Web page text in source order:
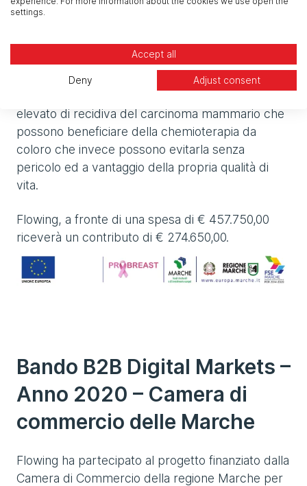
precisione e biologia molecolare di Diatech
NTP Nano Tech Projects, dal Deep e Machine
Learning di Flowing al system integration di
BiMind, consentirà di realizzare una soluzione in
elevato di recidiva del carcinoma mammario che
possono beneficiare della chemioterapia da
coloro che invece possono evitarla senza
pericolo ed a vantaggio della propria qualità di
vita.
Flowing, a fronte di una spesa di € 457.750,00
riceverà un contributo di € 274.650,00.
Bando B2B Digital Markets –
Anno 2020 – Camera di
commercio delle Marche
Flowing ha partecipato al progetto finanziato dalla
Camera di Commercio della regione Marche per
settings.
Accept all
Deny Adjust consent